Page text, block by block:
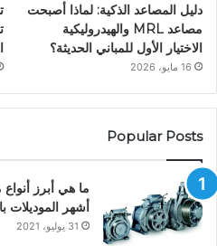
دليل المصاعد الذكية: لماذا أصبحت
مصاعد MRL والهيدروليكية
الاختيار الأول للمباني الحديثة؟
16 مايو، 2026
Popular Posts
ما هي أبرز
أشهر الموديلات
31 يوليو، 2021